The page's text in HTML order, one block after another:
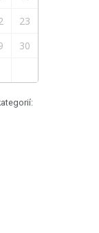
23
30